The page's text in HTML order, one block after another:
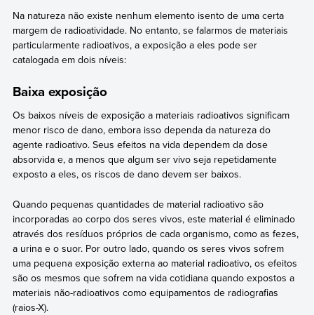
Na natureza não existe nenhum elemento isento de uma certa
margem de radioatividade. No entanto, se falarmos de materiais
particularmente radioativos, a exposição a eles pode ser
catalogada em dois níveis:
Baixa exposição
Os baixos níveis de exposição a materiais radioativos significam
menor risco de dano, embora isso dependa da natureza do
agente radioativo. Seus efeitos na vida dependem da dose
absorvida e, a menos que algum ser vivo seja repetidamente
exposto a eles, os riscos de dano devem ser baixos.
Quando pequenas quantidades de material radioativo são
incorporadas ao corpo dos seres vivos, este material é eliminado
através dos resíduos próprios de cada organismo, como as fezes,
a urina e o suor. Por outro lado, quando os seres vivos sofrem
uma pequena exposição externa ao material radioativo, os efeitos
são os mesmos que sofrem na vida cotidiana quando expostos a
materiais não-radioativos como equipamentos de radiografias
(raios-X).